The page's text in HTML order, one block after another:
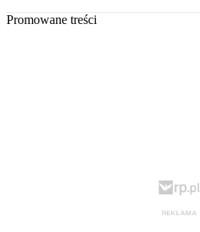
Promowane treści